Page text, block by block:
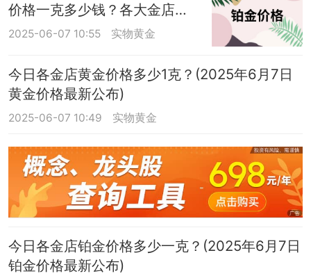
价格一克多少钱？各大金店铂
金价格查询表来了
2025-06-07 10:55 实物黄金
今日各金店黄金价格多少1克？(2025年6月7日
黄金价格最新公布)
2025-06-07 10:49 实物黄金
今日各金店铂金价格多少一克？(2025年6月7日
铂金价格最新公布)